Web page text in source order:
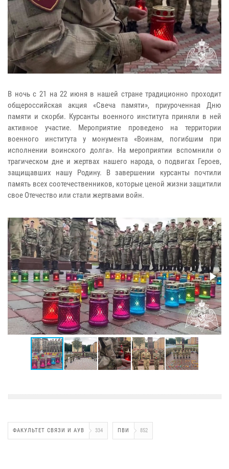
В ночь с 21 на 22 июня в нашей стране традиционно проходит
общероссийская акция «Свеча памяти», приуроченная Дню
памяти и скорби. Курсанты военного института приняли в ней
активное участие. Мероприятие проведено на территории
военного института у монумента «Воинам, погибшим при
исполнении воинского долга». На мероприятии вспомнили о
трагическом дне и жертвах нашего народа, о подвигах Героев,
защищавших нашу Родину. В завершении курсанты почтили
память всех соотечественников, которые ценой жизни защитили
свое Отечество или стали жертвами войн.
ФАКУЛЬТЕТ СВЯЗИ И АУВ 334 ПВИ 852